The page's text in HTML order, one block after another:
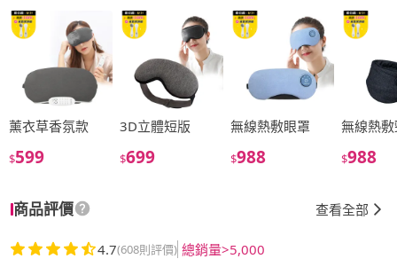
薰衣草香氛款
$599
3D立體短版
$699
無線熱敷眼罩
$988
無線熱
$988
商品評價 查看全部
4.7(608則評價) 總銷量>5,000